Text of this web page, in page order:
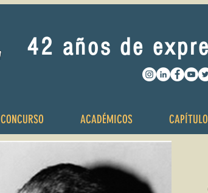
42 años de
CONCURSO ACADÉMICOS